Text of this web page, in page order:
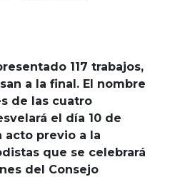
117 trabajos,
a la final. El nombre
de las cuatro
el día 10 de
acto previo a la
que se celebrará
del Consejo